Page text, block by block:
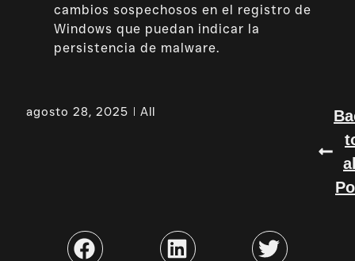
cambios sospechosos en el registro de
Windows que puedan indicar la
persistencia de malware.
agosto 28, 2025 All